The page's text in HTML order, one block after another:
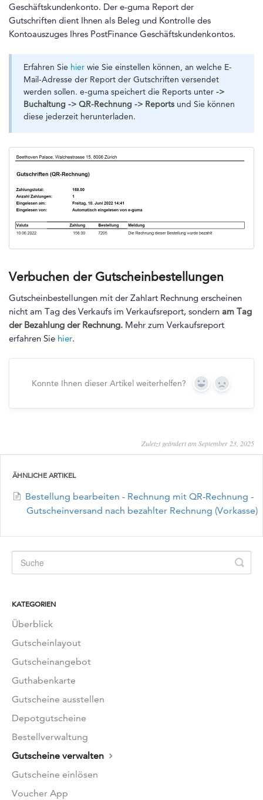
Geschäftskundenkonto. Der e-guma Report der
Gutschriften dient Ihnen als Beleg und Kontrolle des
Kontoauszuges Ihres PostFinance Geschäftskundenkontos.
Erfahren Sie hier wie Sie einstellen können, an welche E-
Mail-Adresse der Report der Gutschriften versendet
werden sollen. e-guma speichert die Reports unter ->
Buchaltung -> QR-Rechnung -> Reports und Sie können
diese jederzeit herunterladen.
Verbuchen der Gutscheinbestellungen
Gutscheinbestellungen mit der Zahlart Rechnung erscheinen
nicht am Tag des Verkaufs im Verkaufsreport, sondern am Tag
der Bezahlung der Rechnung. Mehr zum Verkaufsreport
erfahren Sie hier.
Konnte Ihnen dieser Artikel weiterhelfen? Yes No
Zuletzt geändert am September 23, 2025
ÄHNLICHE ARTIKEL
Bestellung bearbeiten - Rechnung mit QR-Rechnung -
Gutscheinversand nach bezahlter Rechnung (Vorkasse)
KATEGORIEN
Überblick
Gutscheinlayout
Gutscheinangebot
Guthabenkarte
Gutscheine ausstellen
Depotgutscheine
Bestellverwaltung
Gutscheine verwalten
Gutscheine einlösen
Voucher App